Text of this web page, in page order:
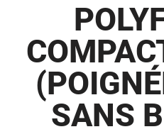
SANS